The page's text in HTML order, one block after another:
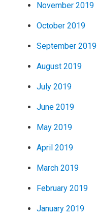
November 2019
October 2019
September 2019
August 2019
July 2019
June 2019
May 2019
April 2019
March 2019
February 2019
January 2019